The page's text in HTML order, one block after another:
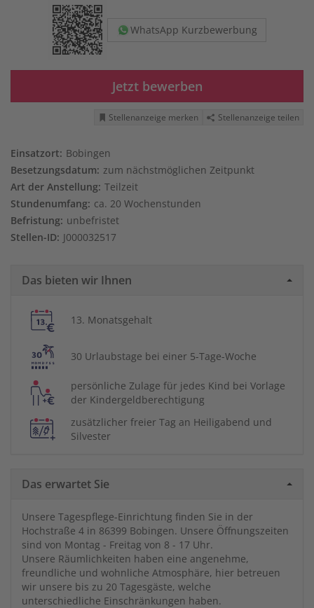
WhatsApp Kurzbewerbung
Jetzt bewerben
Stellenanzeige merken Stellenanzeige teilen
Einsatzort: Bobingen
Besetzungsdatum: zum nächstmöglichen Zeitpunkt
Art der Anstellung: Teilzeit
Stundenumfang: ca. 20 Wochenstunden
Befristung: unbefristet
Stellen-ID: J000032517
Das bieten wir Ihnen
13. Monatsgehalt
30 Urlaubstage bei einer 5-Tage-Woche
persönliche Zulage für jedes Kind bei Vorlage
der Kindergeldberechtigung
zusätzlicher freier Tag an Heiligabend und
Silvester
Das erwartet Sie
Unsere Tagespflege-Einrichtung finden Sie in der
Hochstraße 4 in 86399 Bobingen. Unsere Öffnungszeiten
sind von Montag - Freitag von 8 - 17 Uhr.
Unsere Räumlichkeiten haben eine angenehme,
freundliche und wohnliche Atmosphäre, hier betreuen
wir unsere bis zu 20 Tagesgäste, welche
unterschiedliche Einschränkungen haben.